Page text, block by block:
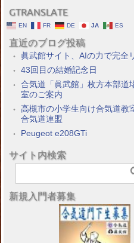
GTRANSLATE
EN FR DE JA ES
直近のブログ投稿
眞武館サイト、AIの力で完全
43回目の結婚記念日
合気道「眞武館」枚方本部道
室のご案内
高槻市の小学生向け合気道教
合気道連盟
Peugeot e208GTi
サイト内検索
新規入門者募集